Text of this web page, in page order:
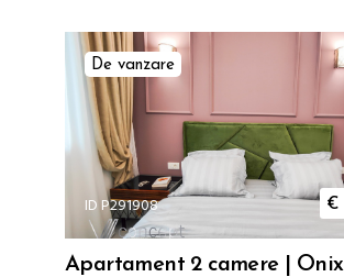
De vanzare
ID P291908 €
Apartament 2 camere |